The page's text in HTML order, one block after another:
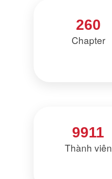
260
Chapter
9911
Thành viên